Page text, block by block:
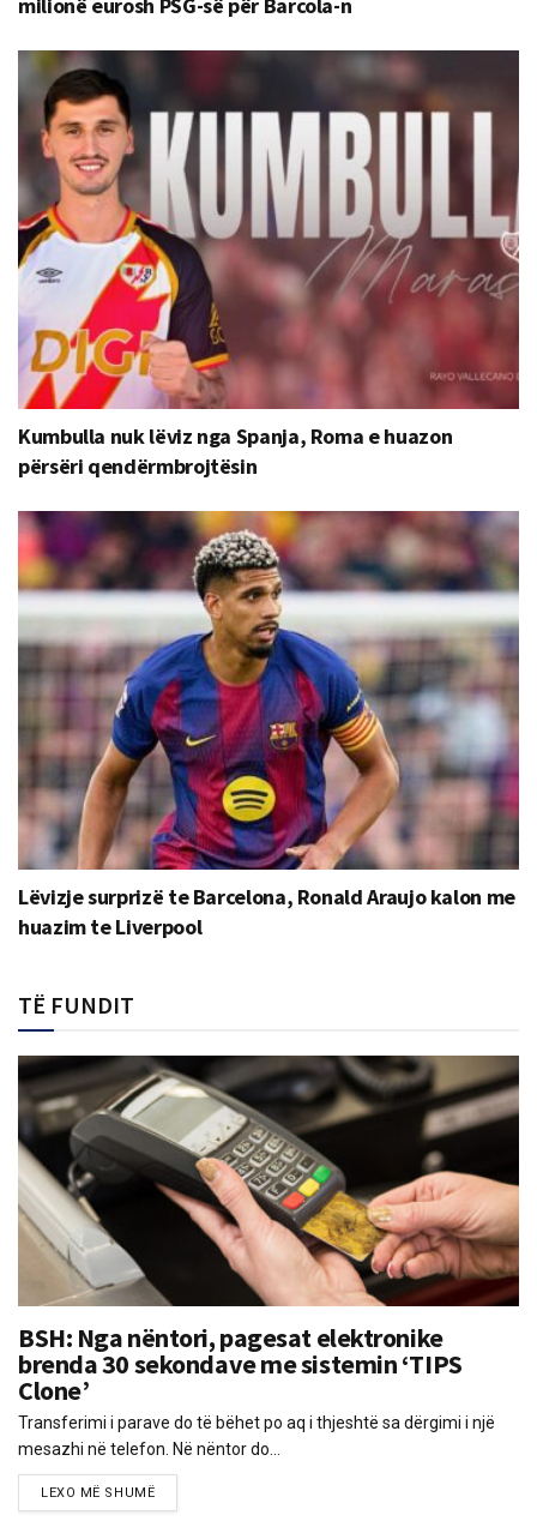
milionë eurosh PSG-së për Barcola-n
Kumbulla nuk lëviz nga Spanja, Roma e huazon
përsëri qendërmbrojtësin
Lëvizje surprizë te Barcelona, Ronald Araujo kalon me
huazim te Liverpool
TË FUNDIT
BSH: Nga nëntori, pagesat elektronike
brenda 30 sekondave me sistemin ‘TIPS
Clone’
Transferimi i parave do të bëhet po aq i thjeshtë sa dërgimi i një
mesazhi në telefon. Në nëntor do...
LEXO MË SHUMË